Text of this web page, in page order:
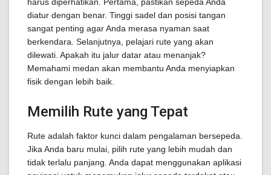
diatur dengan benar. Tinggi sadel dan posisi tangan
sangat penting agar Anda merasa nyaman saat
berkendara. Selanjutnya, pelajari rute yang akan
dilewati. Apakah itu jalur datar atau menanjak?
Memahami medan akan membantu Anda menyiapkan
fisik dengan lebih baik.
Memilih Rute yang Tepat
Rute adalah faktor kunci dalam pengalaman bersepeda.
Jika Anda baru mulai, pilih rute yang lebih mudah dan
tidak terlalu panjang. Anda dapat menggunakan aplikasi